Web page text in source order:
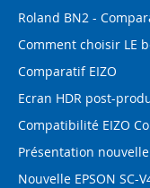
Roland BN2 -
Comment choisir LE
Comparatif EIZO
Ecran HDR post-
Compatibilité EIZO
Présentation nouvelle
Nouvelle EPSON SC-